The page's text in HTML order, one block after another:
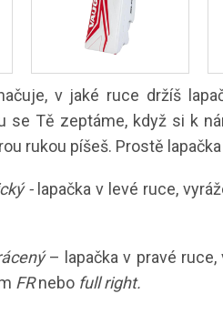
v jaké ruce držíš
se Tě zeptáme, když si k
rukou píšeš. Prostě
- lapačka v levé ruce,
– lapačka v pravé
FRnebo full right.